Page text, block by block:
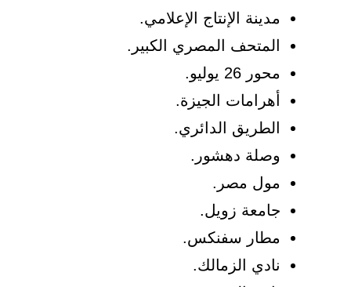
مدينة الإنتاج الإعلامي.
المتحف المصري الكبير.
محور 26 يوليو.
أهرامات الجيزة.
الطريق الدائري.
وصلة دهشور.
مول مصر.
جامعة زويل.
مطار سفنكس.
نادي الزمالك.